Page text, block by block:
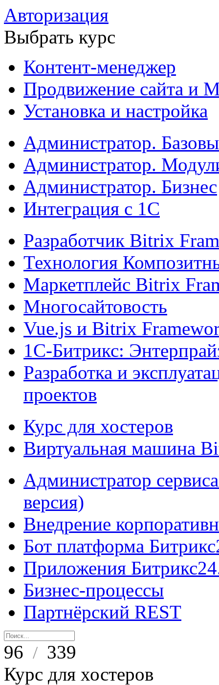
Авторизация
Выбрать курс
Контент-менеджер
Продвижение сайта и
Установка и настройка
Администратор.
Администратор.
Администратор. Бизнес
Интеграция с 1С
Разработчик Bitrix
Технология
Маркетплейс Bitrix
Многосайтовость
Vue.js и Bitrix
1С-Битрикс:
Разработка и
проектов
Курс для хостеров
Виртуальная машина
Администратор
версия)
Внедрение
Бот платформа
Приложения
Бизнес-процессы
Партнёрский REST
96 / 339
Курс для хостеров